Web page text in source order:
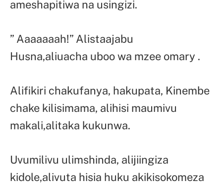
ameshapitiwa na usingizi.
” Aaaaaaah!” Alistaajabu
Husna,aliuacha uboo wa mzee omary .
Alifikiri chakufanya, hakupata, Kinembe
chake kilisimama, alihisi maumivu
makali,alitaka kukunwa.
Uvumilivu ulimshinda, alijiingiza
kidole,alivuta hisia huku akikisokomeza